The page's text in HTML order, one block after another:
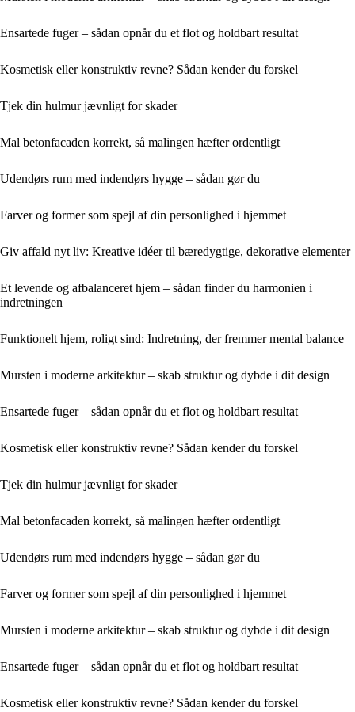
Ensartede fuger – sådan opnår du et flot og holdbart resultat
Kosmetisk eller konstruktiv revne? Sådan kender du forskel
Tjek din hulmur jævnligt for skader
Mal betonfacaden korrekt, så malingen hæfter ordentligt
Udendørs rum med indendørs hygge – sådan gør du
Farver og former som spejl af din personlighed i hjemmet
Giv affald nyt liv: Kreative idéer til bæredygtige, dekorative elementer
Et levende og afbalanceret hjem – sådan finder du harmonien i
indretningen
Funktionelt hjem, roligt sind: Indretning, der fremmer mental balance
Mursten i moderne arkitektur – skab struktur og dybde i dit design
Ensartede fuger – sådan opnår du et flot og holdbart resultat
Kosmetisk eller konstruktiv revne? Sådan kender du forskel
Tjek din hulmur jævnligt for skader
Mal betonfacaden korrekt, så malingen hæfter ordentligt
Udendørs rum med indendørs hygge – sådan gør du
Farver og former som spejl af din personlighed i hjemmet
Mursten i moderne arkitektur – skab struktur og dybde i dit design
Ensartede fuger – sådan opnår du et flot og holdbart resultat
Kosmetisk eller konstruktiv revne? Sådan kender du forskel